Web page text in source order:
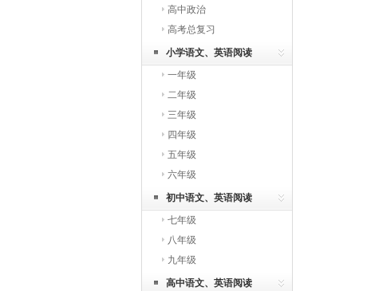
高中政治
高考总复习
小学语文、英语阅读
一年级
二年级
三年级
四年级
五年级
六年级
初中语文、英语阅读
七年级
八年级
九年级
高中语文、英语阅读